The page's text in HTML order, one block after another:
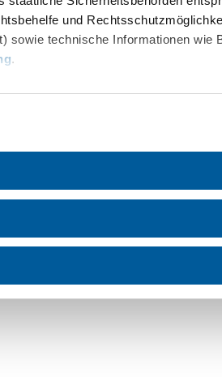
und
sowie technische Informationen wie
.